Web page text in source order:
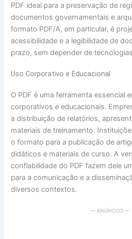
PDF ideal para a preservação de
documentos governamentais e
formato PDF/A, em particular, é
acessibilidade e a legibilidade de
prazo, sem depender de
Uso Corporativo e Educacional
O PDF é uma ferramenta essencial
corporativos e educacionais.
a distribuição de relatórios,
materiais de treinamento.
o formato para a publicação de
didáticos e materiais de curso. A
confiabilidade do PDF fazem dele
para a comunicação e a
diversos contextos.
— ANÚNCIOS —